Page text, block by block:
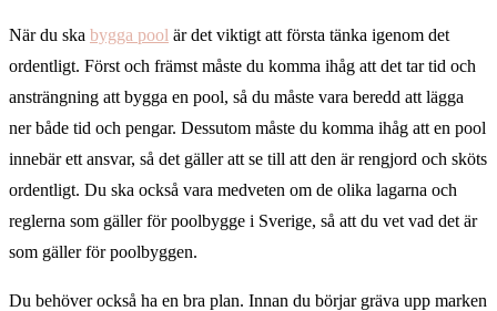
När du ska bygga pool är det viktigt att första tänka igenom det
ordentligt. Först och främst måste du komma ihåg att det tar tid och
ansträngning att bygga en pool, så du måste vara beredd att lägga
ner både tid och pengar. Dessutom måste du komma ihåg att en pool
innebär ett ansvar, så det gäller att se till att den är rengjord och sköts
ordentligt. Du ska också vara medveten om de olika lagarna och
reglerna som gäller för poolbygge i Sverige, så att du vet vad det är
som gäller för poolbyggen.
Du behöver också ha en bra plan. Innan du börjar gräva upp marken